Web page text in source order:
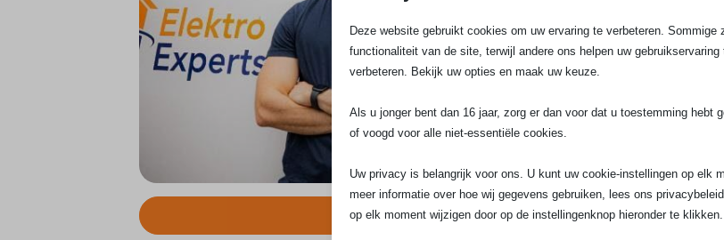
Ik wil een gratis offerte
Deze website gebruikt cookies om uw ervaring te verbeteren. Sommige
functionaliteit van de site, terwijl andere ons helpen uw
verbeteren. Bekijk uw opties en maak uw keuze.
Als u jonger bent dan 16 jaar, zorg er dan voor dat u toestemming hebt
of voogd voor alle niet-essentiële cookies.
Uw privacy is belangrijk voor ons. U kunt uw cookie-instellingen op elk
meer informatie over hoe wij gegevens gebruiken, lees ons
op elk moment wijzigen door op de instellingenknop hieronder te klikken.